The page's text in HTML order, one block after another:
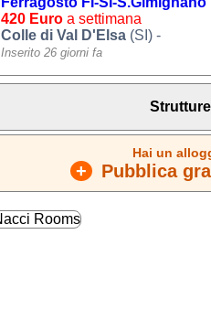
420 Euro a settimana
Colle di Val D'Elsa (SI) -
Inserito 26 giorni fa
Hai un
+ Pubblica